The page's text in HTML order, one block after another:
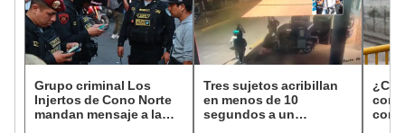
Grupo criminal Los
Injertos de Cono Norte
mandan mensaje a la
Tres sujetos acribillan
en menos de 10
segundos a un